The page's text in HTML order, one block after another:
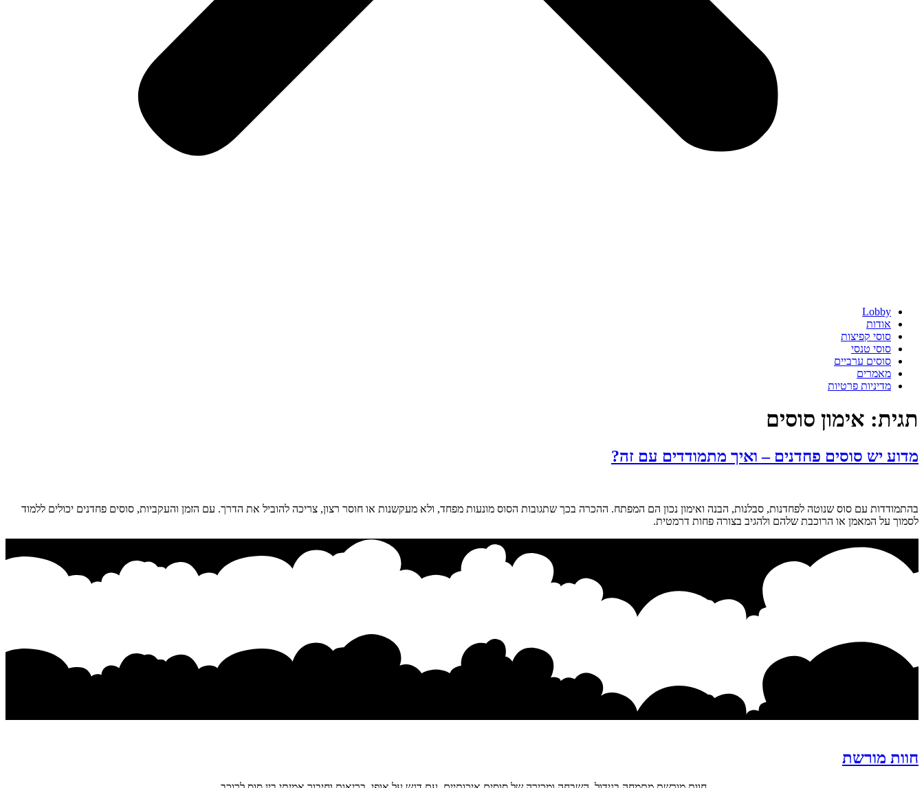
Lobby
אודות
סוסי קפיצות
סוסי טנסי
סוסים ערביים
מאמרים
מדיניות פרטיות
תגית: אימון סוסים
מדוע יש סוסים פחדנים – ואיך מתמודדים עם זה?
בהתמודדות עם סוס שנוטה לפחדנות, סבלנות, הבנה ואימון נכון הם המפתח. ההכרה בכך שתגובות הסוס מונעות מפחד, ולא מעקשנות או חוסר רצון, צריכה להוביל את הדרך. עם הזמן והעקביות, סוסים פחדנים יכולים ללמוד
לסמוך על המאמן או הרוכבת שלהם ולהגיב בצורה פחות דרמטית.
חוות מורשת